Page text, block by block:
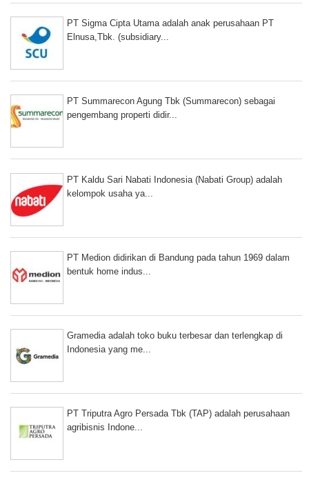
PT Sigma Cipta Utama adalah anak perusahaan PT
Elnusa,Tbk. (subsidiary...
PT Summarecon Agung Tbk (Summarecon) sebagai
pengembang properti didir...
PT Kaldu Sari Nabati Indonesia (Nabati Group) adalah
kelompok usaha ya...
PT Medion didirikan di Bandung pada tahun 1969 dalam
bentuk home indus...
Gramedia adalah toko buku terbesar dan terlengkap di
Indonesia yang me...
PT Triputra Agro Persada Tbk (TAP) adalah perusahaan
agribisnis Indone...